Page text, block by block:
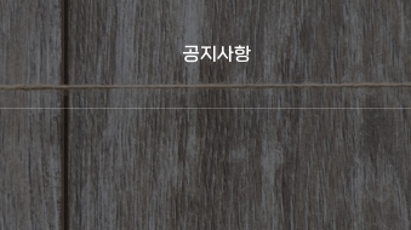
공지사항